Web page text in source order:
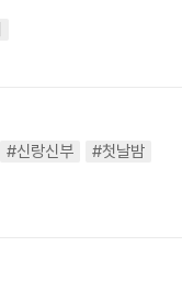
#신랑신부
#첫날밤